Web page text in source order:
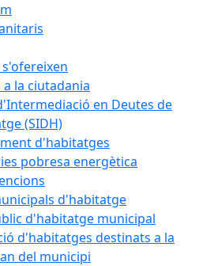
la ciutadania
en Deutes de
(SIDH)
d'habitatges
pobresa energètica
d'habitatge
d'habitatge municipal
d'habitatges destinats a la
del municipi